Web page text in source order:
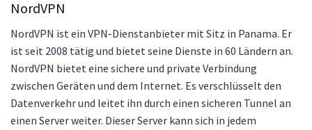
NordVPN
NordVPN ist ein VPN-Dienstanbieter mit Sitz in Panama. Er
ist seit 2008 tätig und bietet seine Dienste in 60 Ländern an.
NordVPN bietet eine sichere und private Verbindung
zwischen Geräten und dem Internet. Es verschlüsselt den
Datenverkehr und leitet ihn durch einen sicheren Tunnel an
einen Server weiter. Dieser Server kann sich in jedem